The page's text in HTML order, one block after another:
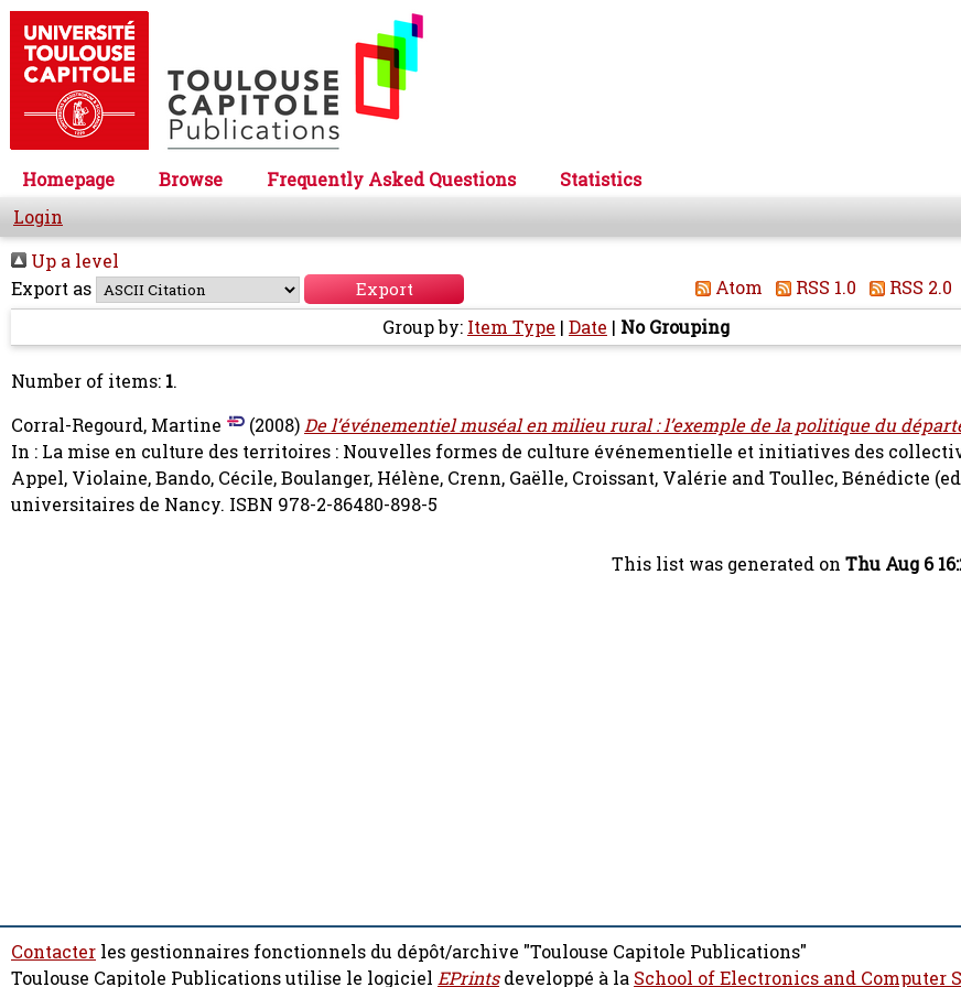
Homepage Browse Frequently Asked Questions
Statistics
Login
Up a level
Export as
Atom RSS 1.0 RSS 2.0
Group by: Item Type | Date | No Grouping
Number of items: 1.
Corral-Regourd, Martine
(2008)De l’événementiel muséal en milieu rural : l’exemple de la politique du
In : La mise en culture des territoires : Nouvelles formes de culture événementielle et initiatives des
Appel, Violaine,Bando, Cécile,Boulanger, Hélène, Crenn, Gaëlle, Croissant, Valérie andToullec, Bénédicte
universitaires de Nancy. ISBN 978-2-86480-898-5
This list was generated on Thu Aug 6
Contacter les gestionnaires fonctionnels du dépôt/archive "Toulouse Capitole Publications"
Toulouse Capitole Publications utilise le logiciel EPrintsdeveloppé à la School of Electronics and Computer